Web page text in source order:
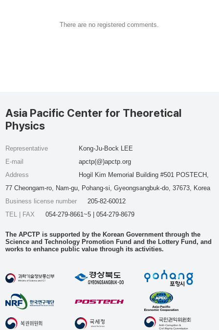
There are no registered comments.
Asia Pacific Center for Theoretical
Physics
Representative
Kong-Ju-Bock LEE
E-mail
apctp(@)apctp.org
Address
Hogil Kim Memorial Building #501 POSTECH,
77 Cheongam-ro, Nam-gu, Pohang-si, Gyeongsangbuk-do, 37673, Korea
Business license number
205-82-60012
TEL | FAX
054-279-8661~5 | 054-279-8679
The APCTP is supported by the Korean Government through the
Science and Technology Promotion Fund and the Lottery Fund, and
works to enhance public value through its activities.